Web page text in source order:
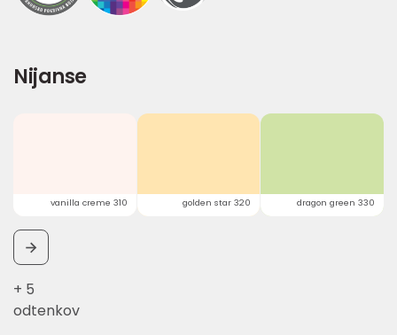
Nijanse
vanilla creme 310 golden star 320 dragon green 330
+ 5
odtenkov